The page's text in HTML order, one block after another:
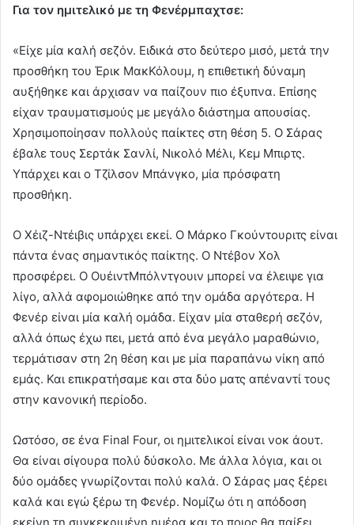
Για τον ημιτελικό με τη Φενέρμπαχτσε:
«Είχε μία καλή σεζόν. Ειδικά στο δεύτερο μισό, μετά την
προσθήκη του Έρικ ΜακΚόλουμ, η επιθετική δύναμη
αυξήθηκε και άρχισαν να παίζουν πιο έξυπνα. Επίσης
είχαν τραυματισμούς με μεγάλο διάστημα απουσίας.
Χρησιμοποίησαν πολλούς παίκτες στη θέση 5. Ο Σάρας
έβαλε τους Σερτάκ Σανλί, Νικολό Μέλι, Κεμ Μπιρτς.
Υπάρχει και ο Τζίλσον Μπάνγκο, μία πρόσφατη
προσθήκη.
Ο Χέιζ-Ντέιβις υπάρχει εκεί. Ο Μάρκο Γκούντουριτς είναι
πάντα ένας σημαντικός παίκτης. Ο Ντέβον Χολ
προσφέρει. Ο ΟυέιντΜπόλντγουιν μπορεί να έλειψε για
λίγο, αλλά αφομοιώθηκε από την ομάδα αργότερα. Η
Φενέρ είναι μία καλή ομάδα. Είχαν μία σταθερή σεζόν,
αλλά όπως έχω πει, μετά από ένα μεγάλο μαραθώνιο,
τερμάτισαν στη 2η θέση και με μία παραπάνω νίκη από
εμάς. Και επικρατήσαμε και στα δύο ματς απέναντί τους
στην κανονική περίοδο.
Ωστόσο, σε ένα Final Four, οι ημιτελικοί είναι νοκ άουτ.
Θα είναι σίγουρα πολύ δύσκολο. Με άλλα λόγια, και οι
δύο ομάδες γνωρίζονται πολύ καλά. Ο Σάρας μας ξέρει
καλά και εγώ ξέρω τη Φενέρ. Νομίζω ότι η απόδοση